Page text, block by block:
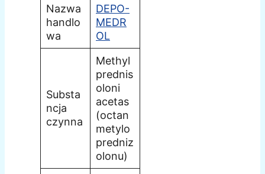
Nazwa
handlo
wa
DEPO-
MEDR
OL
Substa
ncja
czynna
Methyl
prednis
oloni
acetas
(octan
metylo
predniz
olonu)